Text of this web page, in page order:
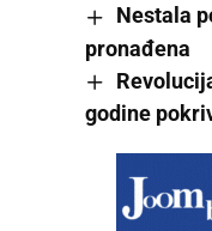
Nestala
pronađena
godine